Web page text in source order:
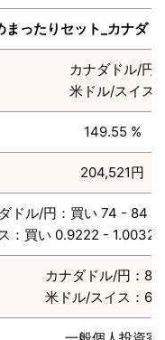
まったりセット_カナダ
カナダドル/円
米ドル/スイス
149.55 %
204,521円
ドル/円：買い 74 - 84
：買い 0.9222 -
カナダドル/円：
米ドル/スイス：